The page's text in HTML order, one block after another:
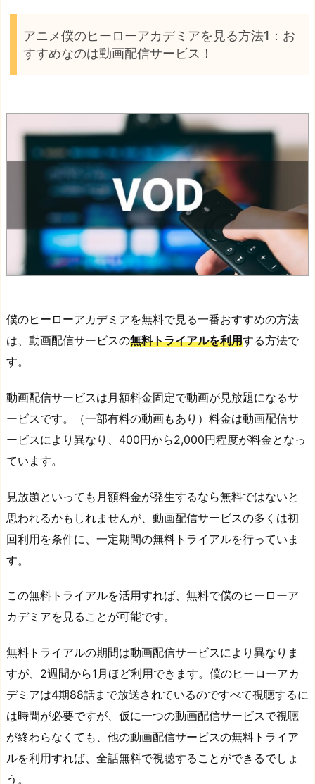
アニメ僕のヒーローアカデミアを見る方法1：お
すすめなのは動画配信サービス！
僕のヒーローアカデミアを無料で見る一番おすすめの方法
は、動画配信サービスの無料トライアルを利用する方法で
す。
動画配信サービスは月額料金固定で動画が見放題になるサ
ービスです。（一部有料の動画もあり）料金は動画配信サ
ービスにより異なり、400円から2,000円程度が料金となっ
ています。
見放題といっても月額料金が発生するなら無料ではないと
思われるかもしれませんが、動画配信サービスの多くは初
回利用を条件に、一定期間の無料トライアルを行っていま
す。
この無料トライアルを活用すれば、無料で僕のヒーローア
カデミアを見ることが可能です。
無料トライアルの期間は動画配信サービスにより異なりま
すが、2週間から1月ほど利用できます。僕のヒーローアカ
デミアは4期88話まで放送されているのですべて視聴するに
は時間が必要ですが、仮に一つの動画配信サービスで視聴
が終わらなくても、他の動画配信サービスの無料トライア
ルを利用すれば、全話無料で視聴することができるでしょ
う。